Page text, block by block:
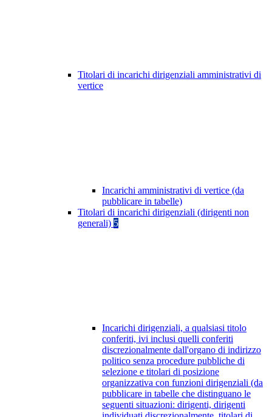
Titolari di incarichi dirigenziali amministrativi di
vertice
Incarichi amministrativi di vertice (da
pubblicare in tabelle)
Titolari di incarichi dirigenziali (dirigenti non
generali) 5
Incarichi dirigenziali, a qualsiasi titolo
conferiti, ivi inclusi quelli conferiti
discrezionalmente dall'organo di indirizzo
politico senza procedure pubbliche di
selezione e titolari di posizione
organizzativa con funzioni dirigenziali (da
pubblicare in tabelle che distinguano le
seguenti situazioni: dirigenti, dirigenti